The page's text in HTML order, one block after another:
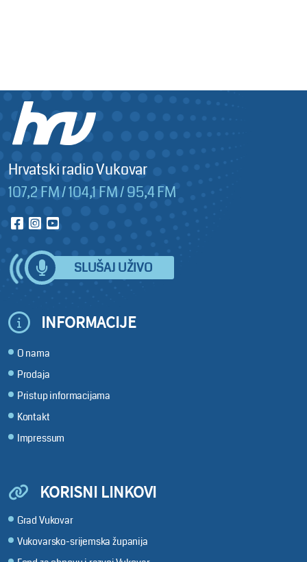
Hrvatski radio Vukovar
107,2 FM / 104,1 FM / 95,4 FM
SLUŠAJ UŽIVO
INFORMACIJE
O nama
Prodaja
Pristup informacijama
Kontakt
Impressum
KORISNI LINKOVI
Grad Vukovar
Vukovarsko-srijemska županija